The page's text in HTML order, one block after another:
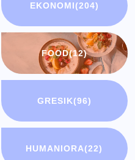
EKONOMI(204)
FOOD(12)
GRESIK(96)
HUMANIORA(22)